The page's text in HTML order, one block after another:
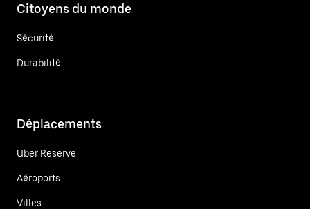
Citoyens du monde
Sécurité
Durabilité
Déplacements
Uber Reserve
Aéroports
Villes